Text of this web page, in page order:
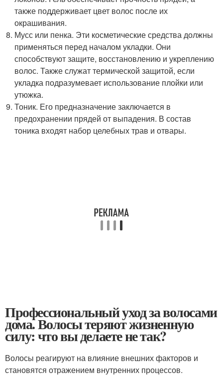
также поддерживает цвет волос после их
окрашивания.
Мусс или пенка. Эти косметические средства должны
применяться перед началом укладки. Они
способствуют защите, восстановлению и укреплению
волос. Также служат термической защитой, если
укладка подразумевает использование плойки или
утюжка.
Тоник. Его предназначение заключается в
предохранении прядей от выпадения. В состав
тоника входят набор целебных трав и отвары.
Профессиональный уход за волосами
дома. Волосы теряют жизненную
силу: что вы делаете не так?
Волосы реагируют на влияние внешних факторов и
становятся отражением внутренних процессов.